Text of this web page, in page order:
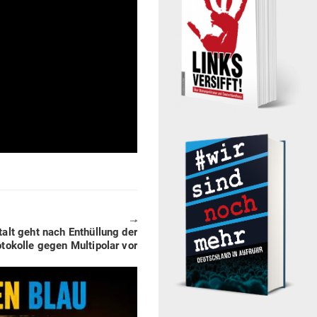
🠖
geht nach Ent­hüllung der
gegen Mul­ti­polar vor